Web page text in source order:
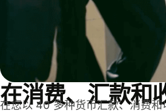
在消费、汇款和
在您以 40 多种货币汇款、消费